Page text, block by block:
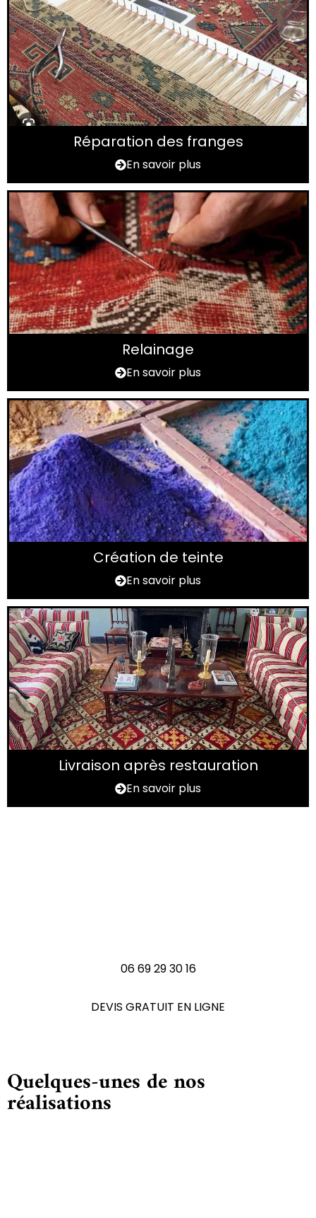
Réparation des franges
En savoir plus
Relainage
En savoir plus
Création de teinte
En savoir plus
Livraison après restauration
En savoir plus
06 69 29 30 16
DEVIS GRATUIT EN LIGNE
Quelques-unes de nos
réalisations